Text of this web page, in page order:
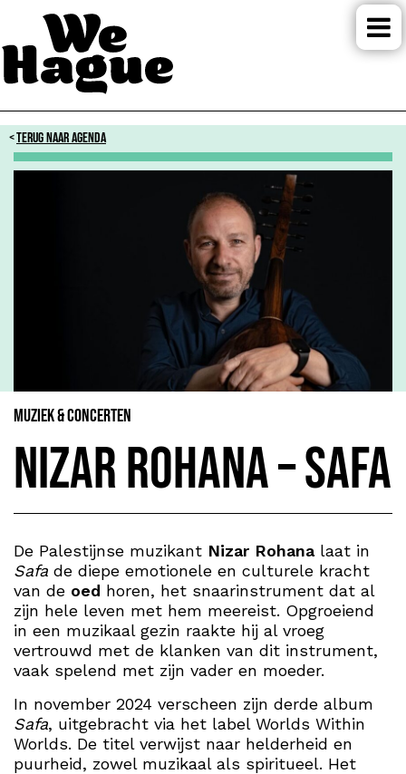
TERUG NAAR AGENDA
Muziek & Concerten
Nizar Rohana – Safa
De Palestijnse muzikant Nizar Rohanalaat in
Safa de diepe emotionele en culturele kracht
van de oed horen, het snaarinstrument dat al
zijn hele leven met hem meereist. Opgroeiend
in een muzikaal gezin raakte hij al vroeg
vertrouwd met de klanken van dit instrument,
vaak spelend met zijn vader en moeder.
In november 2024 verscheen zijn derde album
Safa, uitgebracht via het label Worlds Within
Worlds. De titel verwijst naar helderheid en
puurheid, zowel muzikaal als spiritueel. Het